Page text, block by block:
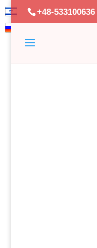
+48-533100636